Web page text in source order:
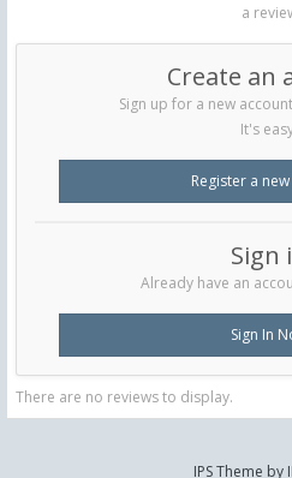
a
Create an
Sign up for a new
It's
Register a
Sign
Already have an
Sign In
There are no reviews to display.
IPS Theme by